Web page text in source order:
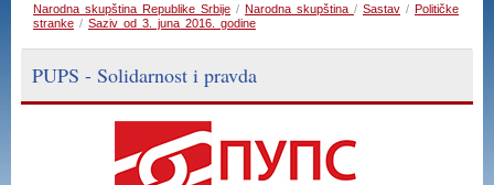
Narodna skupština Republike Srbije / Narodna skupština / Sastav / Političke
stranke / Saziv od 3. juna 2016. godine
PUPS - Solidarnost i pravda